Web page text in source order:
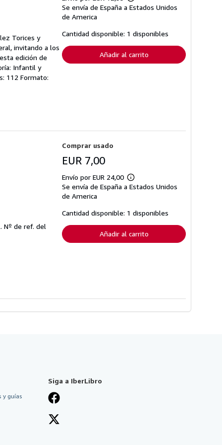
Torices y
invitando a los
edición de
Infantil y
112 Formato:
información
tarifas
de
envío
Se envía de España a Estados Unidos
de America
Cantidad disponible: 1 disponibles
Añadir al carrito
Nº de ref. del
Comprar usado
EUR 7,00
Envío por EUR 24,00
Más
información
tarifas
de
envío
Se envía de España a Estados Unidos
de America
Cantidad disponible: 1 disponibles
Añadir al carrito
y guías
Siga a IberLibro